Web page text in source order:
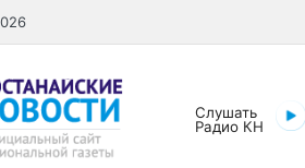
Слушать
Радио КН